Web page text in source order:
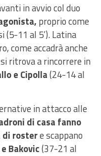
in avvio col duo
proprio come
(5-11 al 5’). Latina
come accadrà anche
ritrova a rincorrere in
e Cipolla(24-14 al
in attacco alle
di casa fanno
di rostere scappano
Bakovic(37-21 al